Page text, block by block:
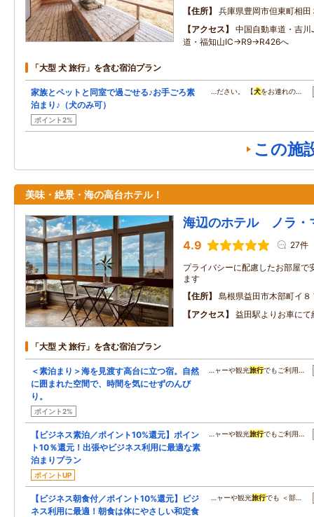
住所
兵庫県豊岡市但東町相田
アクセス
中国自動車道・吉
道・福知山IC→R9→R426へ
「大型 犬 旅行」を含む宿泊プラン
家族とペットと同室で過ごせる♪お手ごろ素
泊まり♪（犬のみ可）
ポイント2%
…ださい。 【犬をお連れの…
この施
美味・絶景・海の高台ホテル！
海辺のホテル ノラ・
4.9 27件
プライバシーに配慮したお部屋で
ます
住所
島根県益田市木部町イ８
アクセス
益田駅よりお車にて
「大型 犬 旅行」を含む宿泊プラン
＜素泊まり＞海を見渡す高台に立つ宿。自然
に囲まれた空間で、時間を気にせずのんび
り。
ポイント2%
…ャーや観光旅行でもご利用…
【ビジネス素泊／ポイント10%還元】ポイン
ト10％還元！出張やビジネス利用に最適な素
泊まりプラン
ポイントUP
…ャーや観光旅行でもご利用…
【ビジネス朝食付／ポイント10%還元】ビジ
ネス利用に最適！朝食は体にやさしい和定食
…ャーや観光旅行でも ＜部…